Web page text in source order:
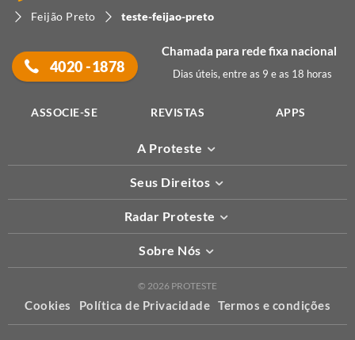
Feijão Preto
teste-feijao-preto
4020 -1878
Chamada para rede fixa nacional
Dias úteis, entre as 9 e as 18 horas
ASSOCIE-SE REVISTAS APPS
A Proteste
Seus Direitos
Radar Proteste
Sobre Nós
© 2026 PROTESTE
Cookies Política de Privacidade Termos e condições